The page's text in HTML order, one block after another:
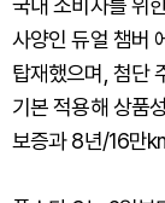
국내 소비자를 위
사양인 듀얼 챔버
탑재했으며, 첨단
기본 적용해 상품
보증과 8년/16만